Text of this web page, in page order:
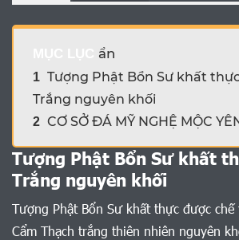
ẩn
1 Tượng Phật Bổn Sư khất
Trắng nguyên khối
2 CƠ SỞ ĐÁ MỸ NGHỆ MỘC
Tượng Phật Bổn Sư khất
Trắng nguyên khối
Tượng Phật Bổn Sư khất thực được chế
Cẩm Thạch trắng thiên nhiên nguyên